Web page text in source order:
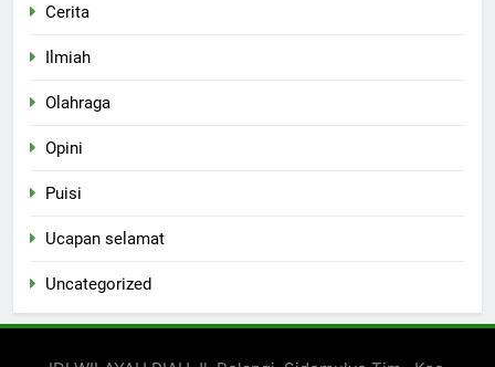
Cerita
Ilmiah
Olahraga
Opini
Puisi
Ucapan selamat
Uncategorized